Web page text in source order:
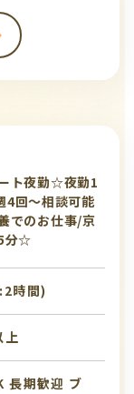
ト夜勤☆夜勤1
4回～相談可能
でのお仕事/京
分☆
時間)
長期歓迎 ブ